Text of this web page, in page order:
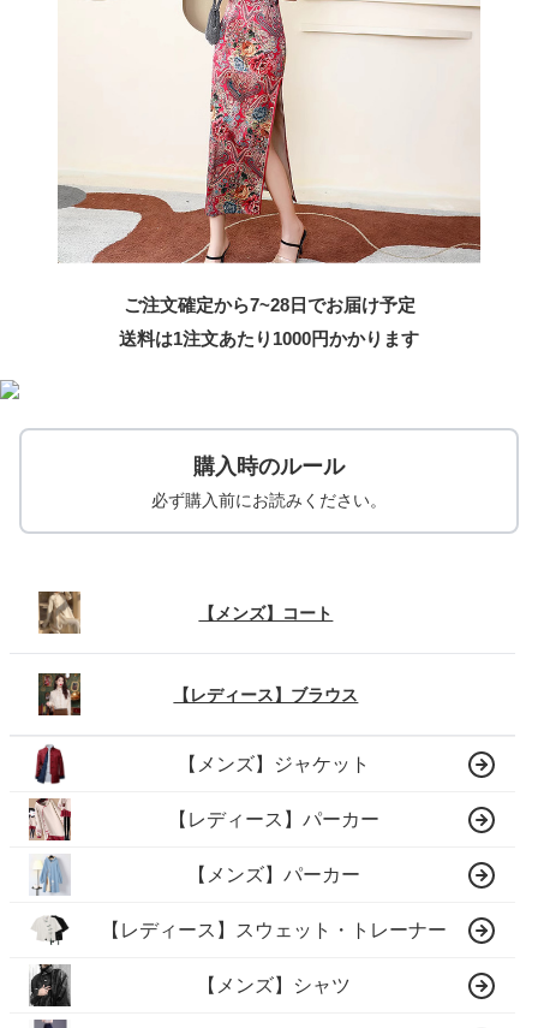
ご注文確定から7~28日でお届け予定
送料は1注文あたり 1000円かかります
購入時のルール
必ず購入前にお読みください。
【メンズ】コート
【レディース】ブラウス
【メンズ】ジャケット
【レディース】パーカー
【メンズ】パーカー
【レディース】スウェット・トレーナー
【メンズ】シャツ